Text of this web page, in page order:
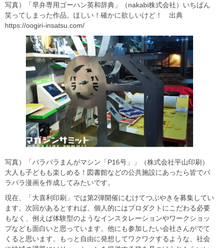
写真）「早弁専用ゴーハン英和辞典」（nakabi株式会社）いちばん
笑ってしまった作品。ほしい！確かに欲しいけど！ 出典
https://oogiri-insatsu.com/
写真）「パラパラまんがマシン「P16号」」（株式会社平山印刷）
大人も子どもも楽しめる！図書館などの公共施設にあったら皆でパ
ラパラ漫画を作成してみたいです。
現在、「大喜利印刷」では第2弾開催にむけてつぶやきを募集してい
ます。次回があるとすれば、個人的にはプロダクトにこだわる必要
もなく、例えば体験型のようなインスタレーションやワークショッ
プなども面白いと思っています。他にも参加したい会社さんがでて
くると思います。もっと自由に発想してワクワクするような、社会